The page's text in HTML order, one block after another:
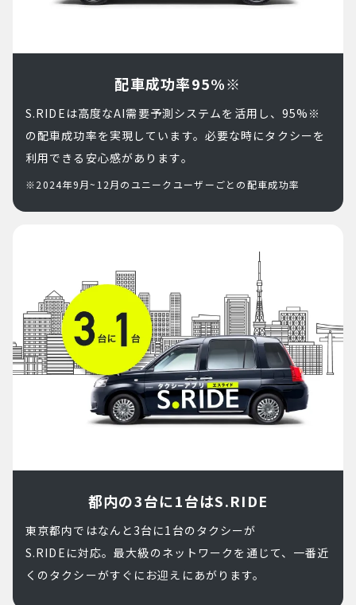
配車成功率95%※
S.RIDEは高度なAI需要予測システムを活用し、95%※
の配車成功率を実現しています。必要な時にタクシーを
利用できる安心感があります。
※2024年9月~12月のユニークユーザーごとの配車成功率
都内の3台に1台はS.RIDE
東京都内ではなんと3台に1台のタクシーが
S.RIDEに対応。最大級のネットワークを通じて、一番近
くのタクシーがすぐにお迎えにあがります。